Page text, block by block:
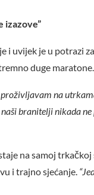
izazove”
i uvijek je u potrazi
duge maratone.
na
branitelji nikada ne
na samoj
i trajno sjećanje.